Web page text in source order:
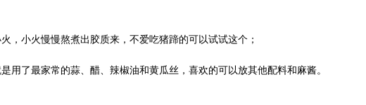
，小火慢慢熬煮出胶质来，不爱吃猪蹄的可以试试这个；
用了最家常的蒜、醋、辣椒油和黄瓜丝，喜欢的可以放其他配料和麻酱。